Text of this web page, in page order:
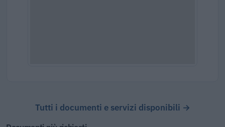
Tutti i documenti e servizi disponibili →